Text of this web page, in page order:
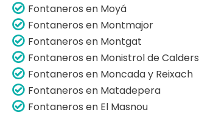
Fontaneros en Moyá
Fontaneros en Montmajor
Fontaneros en Montgat
Fontaneros en Monistrol de Calders
Fontaneros en Moncada y Reixach
Fontaneros en Matadepera
Fontaneros en El Masnou